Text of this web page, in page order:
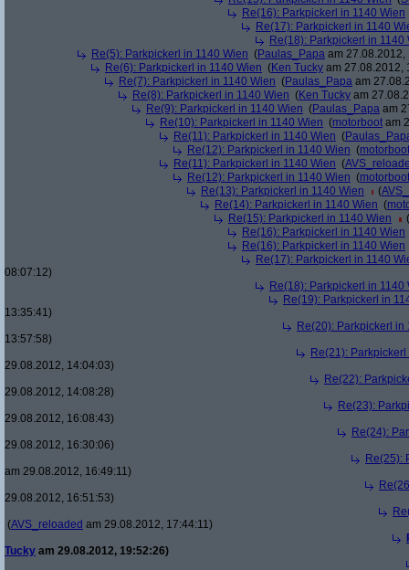
Re(16): Parkpickerl in 1140 Wien
Re(17): Parkpickerl in 1140
Re(18): Parkpickerl in 1140
Re(5): Parkpickerl in 1140 Wien (Paulas_Papa am 27.08.2012,
Re(6): Parkpickerl in 1140 Wien (Ken Tucky am 27.08.2012,
Re(7): Parkpickerl in 1140 Wien (Paulas_Papa am
Re(8): Parkpickerl in 1140 Wien (Ken Tucky am
Re(9): Parkpickerl in 1140 Wien (Paulas_Papa am
Re(10): Parkpickerl in 1140 Wien (motorboot am
Re(11): Parkpickerl in 1140 Wien (
Re(12): Parkpickerl in 1140 Wien (motorboot
Re(11): Parkpickerl in 1140 Wien (
Re(12): Parkpickerl in 1140 Wien (motorboot
Re(13): Parkpickerl in 1140 Wien
(
Re(14): Parkpickerl in 1140 Wien (
Re(15): Parkpickerl in 1140 Wien
(
Re(16): Parkpickerl in 1140 Wien
Re(16): Parkpickerl in 1140 Wien
Re(17): Parkpickerl in 1140
08:07:12)
Re(18): Parkpickerl in 1140
Re(19): Parkpickerl in
13:35:41)
Re(20): Parkpickerl in
13:57:58)
Re(21):
29.08.2012, 14:04:03)
Re(22):
29.08.2012, 14:08:28)
Re(23):
29.08.2012, 16:08:43)
Re(24):
29.08.2012, 16:30:06)
Re(25):
am 29.08.2012, 16:49:11)
29.08.2012, 16:51:53)
(AVS_reloaded am 29.08.2012, 17:44:11)
Tucky am 29.08.2012, 19:52:26)